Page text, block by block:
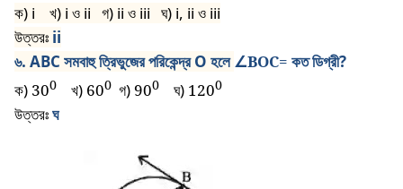
ক) i খ) i ও ii গ) ii ও iii ঘ) i, ii ও iii
উত্তরঃ ii
৬. ABC সমবাহু ত্রিভুজের পরিকেন্দ্র O হলে∠BOC= কত ডিগ্রী?
ক) 300 খ) 600 গ)900 ঘ) 1200
উত্তরঃঘ